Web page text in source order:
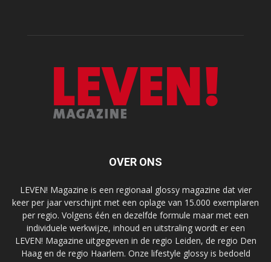
OVER ONS
LEVEN! Magazine is een regionaal glossy magazine dat vier
keer per jaar verschijnt met een oplage van 15.000 exemplaren
per regio. Volgens één en dezelfde formule maar met een
individuele werkwijze, inhoud en uitstraling wordt er een
LEVEN! Magazine uitgegeven in de regio Leiden, de regio Den
Haag en de regio Haarlem. Onze lifestyle glossy is bedoeld